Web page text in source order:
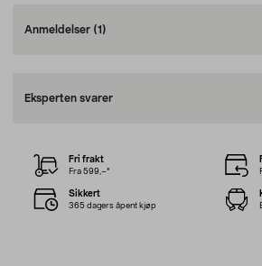
Anmeldelser (1)
Eksperten svarer
Fri frakt
Fra 599,–*
Sikkert
365 dagers åpent kjøp